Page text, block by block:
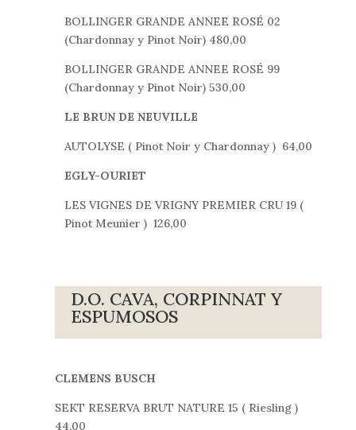
BOLLINGER GRANDE ANNEE ROSÉ 02
(Chardonnay y Pinot Noir) 480,00
BOLLINGER GRANDE ANNEE ROSÉ 99
(Chardonnay y Pinot Noir) 530,00
LE BRUN DE NEUVILLE
AUTOLYSE ( Pinot Noir y Chardonnay ) 64,00
EGLY-OURIET
LES VIGNES DE VRIGNY PREMIER CRU 19 (
Pinot Meunier ) 126,00
D.O. CAVA, CORPINNAT Y
ESPUMOSOS
CLEMENS BUSCH
SEKT RESERVA BRUT NATURE 15 ( Riesling )
44,00